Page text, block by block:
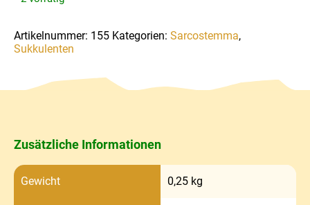
Artikelnummer: 155 Kategorien: Sarcostemma,
Sukkulenten
Zusätzliche Informationen
Gewicht 0,25 kg